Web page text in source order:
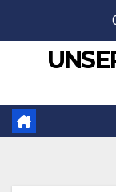
springen